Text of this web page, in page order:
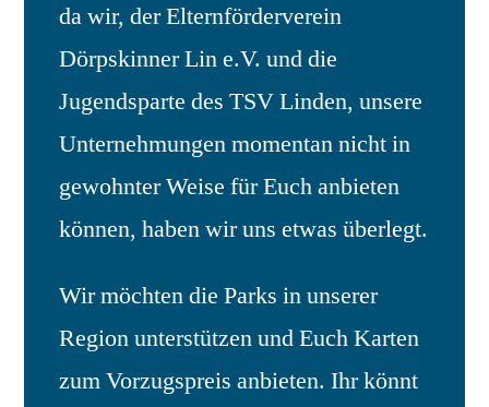
da wir, der Elternförderverein
Dörpskinner Lin e.V. und die
Jugendsparte des TSV Linden, unsere
Unternehmungen momentan nicht in
gewohnter Weise für Euch anbieten
können, haben wir uns etwas überlegt.
Wir möchten die Parks in unserer
Region unterstützen und Euch Karten
zum Vorzugspreis anbieten. Ihr könnt